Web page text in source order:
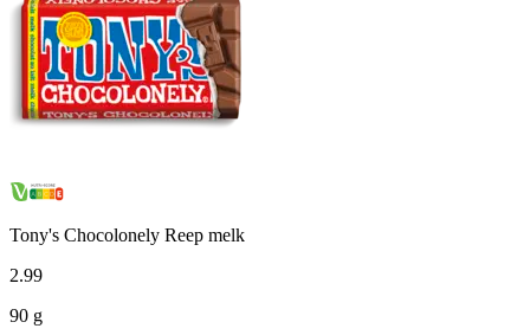
Tony's Chocolonely Reep melk
2.99
90 g